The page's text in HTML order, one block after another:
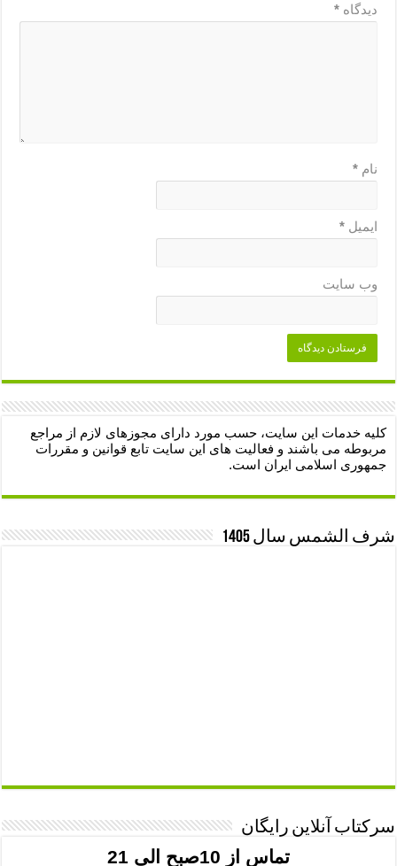
دیدگاه*
نام*
ایمیل*
وب‌ سایت
کلیه خدمات این سایت، حسب مورد دارای مجوزهای لازم از مراجع
مربوطه می باشند و فعالیت های این سایت تابع قوانین و مقررات
جمهوری اسلامی ایران است.
شرف الشمس سال 1405
سرکتاب آنلاین رایگان
تماس از 10صبح الی 21